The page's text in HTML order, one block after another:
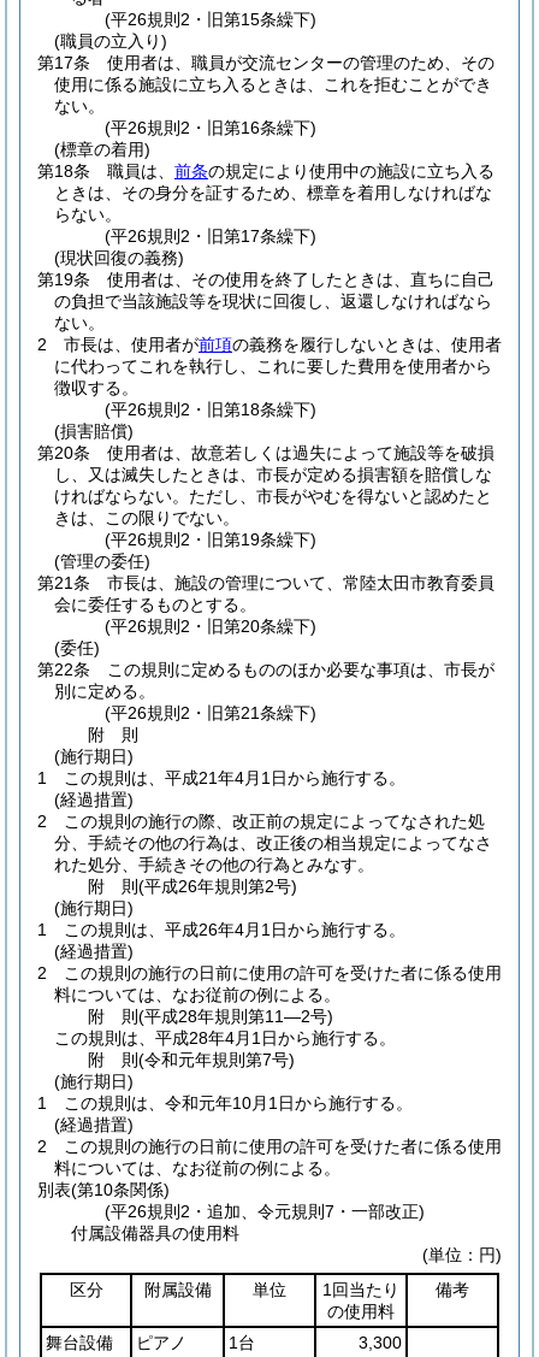
(平26規則2・旧第15条繰下)
(職員の立入り)
第17条
使用者は、職員が交流センターの管理のため、その
使用に係る施設に立ち入るときは、これを拒むことができ
ない。
(平26規則2・旧第16条繰下)
(標章の着用)
第18条
職員は、 前条の規定により使用中の施設に立ち入る
ときは、その身分を証するため、標章を着用しなければな
らない。
(平26規則2・旧第17条繰下)
(現状回復の義務)
第19条
使用者は、その使用を終了したときは、直ちに自己
の負担で当該施設等を現状に回復し、返還しなければなら
ない。
2
市長は、使用者が前項の義務を履行しないときは、使用者
に代わってこれを執行し、これに要した費用を使用者から
徴収する。
(平26規則2・旧第18条繰下)
(損害賠償)
第20条
使用者は、故意若しくは過失によって施設等を破損
し、又は滅失したときは、市長が定める損害額を賠償しな
ければならない。 ただし、市長がやむを得ないと認めたと
きは、この限りでない。
(平26規則2・旧第19条繰下)
(管理の委任)
第21条
市長は、施設の管理について、常陸太田市教育委員
会に委任するものとする。
(平26規則2・旧第20条繰下)
(委任)
第22条
この規則に定めるもののほか必要な事項は、市長が
別に定める。
(平26規則2・旧第21条繰下)
附 則
(施行期日)
1
この規則は、平成21年4月1日から施行する。
(経過措置)
2
この規則の施行の際、改正前の規定によってなされた処
分、手続その他の行為は、改正後の相当規定によってなさ
れた処分、手続きその他の行為とみなす。
附 則(平成26年規則第2号)
(施行期日)
1
この規則は、平成26年4月1日から施行する。
(経過措置)
2
この規則の施行の日前に使用の許可を受けた者に係る使用
料については、なお従前の例による。
附 則(平成28年規則第11―2号)
この規則は、平成28年4月1日から施行する。
附 則(令和元年規則第7号)
(施行期日)
1
この規則は、令和元年10月1日から施行する。
(経過措置)
2
この規則の施行の日前に使用の許可を受けた者に係る使用
料については、なお従前の例による。
別表(第10条関係)
(平26規則2・追加、令元規則7・一部改正)
付属設備器具の使用料
(単位：円)
区分
附属設備 単位
1回当たり
の使用料
備考
舞台設備 ピアノ 1台
3,300